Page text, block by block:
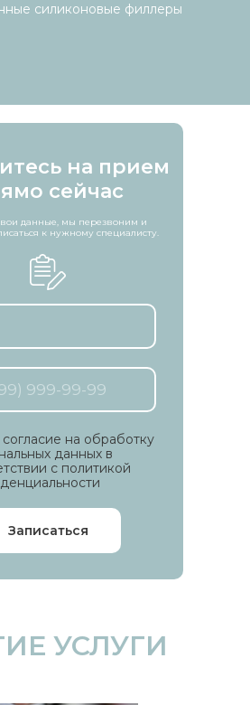
силиконовые филлеры
на прием
сейчас
данные, мы перезвоним и
к нужному специалисту.
на обработку
данных в
с политикой
Записаться
УСЛУГИ